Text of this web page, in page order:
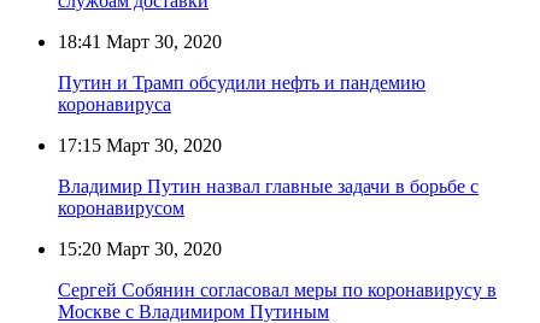
18:41 Март 30, 2020
Путин и Трамп обсудили нефть и пандемию
коронавируса
17:15 Март 30, 2020
Владимир Путин назвал главные задачи в борьбе с
коронавирусом
15:20 Март 30, 2020
Сергей Собянин согласовал меры по коронавирусу в
Москве с Владимиром Путиным